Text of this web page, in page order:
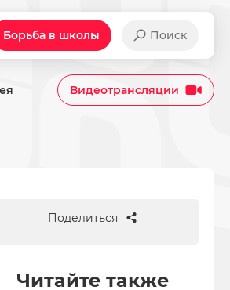
Борьба в школы Поиск
Видеотрансляции
Поделиться
Читайте также